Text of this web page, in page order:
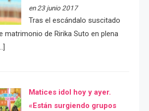
en 23 junio 2017
Tras el escándalo suscitado
matrimonio de Ririka Suto en plena
Matices idol hoy y ayer.
«Están surgiendo grupos